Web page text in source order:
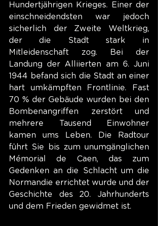
Hundertjährigen Krieges. Einer der
einschneidendsten war jedoch
sicherlich der Zweite Weltkrieg,
der die Stadt stark in
Mitleidenschaft zog. Bei der
Landung der Alliierten am 6. Juni
1944 befand sich die Stadt an einer
hart umkämpften Frontlinie. Fast
70 % der Gebäude wurden bei den
Bombenangriffen zerstört und
mehrere Tausend Einwohner
kamen ums Leben. Die Radtour
führt Sie bis zum unumgänglichen
Mémorial de Caen, das zum
Gedenken an die Schlacht um die
Normandie errichtet wurde und der
Geschichte des 20. Jahrhunderts
und dem Frieden gewidmet ist.